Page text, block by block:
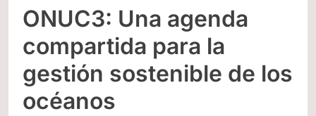
ONUC3: Una agenda
compartida para la
gestión sostenible de los
océanos